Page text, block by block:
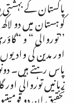
پاکستان کے
کوہستان میں دو
’’توروالی “ و
اور مدین کی
پاس رہتے ہیں۔
زبانیں توروالی
تحقیق ان دو